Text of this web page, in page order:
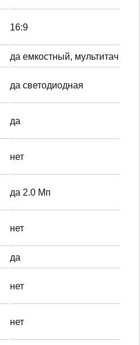
16:9
да емкостный, мультитач
да светодиодная
да
нет
да 2.0 Мп
нет
да
нет
нет